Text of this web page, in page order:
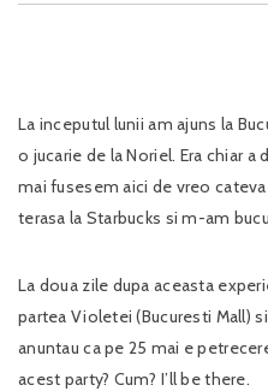
La inceputul lunii am ajuns la
o jucarie de la Noriel. Era chiar a
mai fusesem aici de vreo
terasa la Starbucks si m-am
La doua zile dupa aceasta
partea Violetei (Bucuresti Mall)
anuntau ca pe 25 mai e
acest party? Cum? I’ll be there.